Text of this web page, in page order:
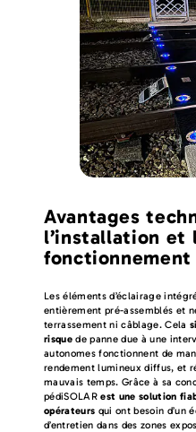
Avantages
l’installation et
fonctionnement
Les éléments d’éclairage
entièrement pré-assemblés et
terrassement ni câblage. Cela
risquede panne due à une
autonomes fonctionnent de
rendement lumineux diffus, et
mauvais temps. Grâce à sa
pédiSOLARest une solution
opérateurs qui ont besoin d’un
d’entretien dans des zones